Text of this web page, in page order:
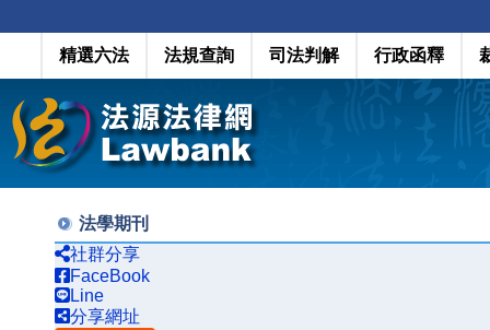
精選六法 法規查詢 司法判解 行政函釋
法學期刊
社群分享
FaceBook
Line
分享網址